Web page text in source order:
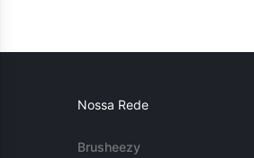
Nossa Rede
Brusheezy